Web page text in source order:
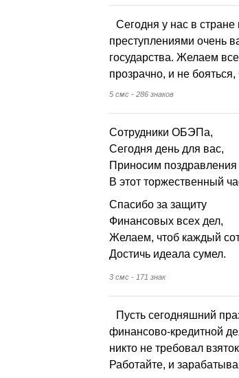
Сегодня у нас в
преступлениями очень
государства. Желаем
прозрачно, и не
5 смс - 286 знаков
Сотрудники ОБЭПа,
Сегодня день для вас,
Приносим поздравления
В этот торжественный
Спасибо за защиту
Финансовых всех дел,
Желаем, чтоб каждый
Достичь идеала сумел.
3 смс - 171 знак
Пусть сегодняшний
финансово-кредитной
никто не требовал
Работайте, и